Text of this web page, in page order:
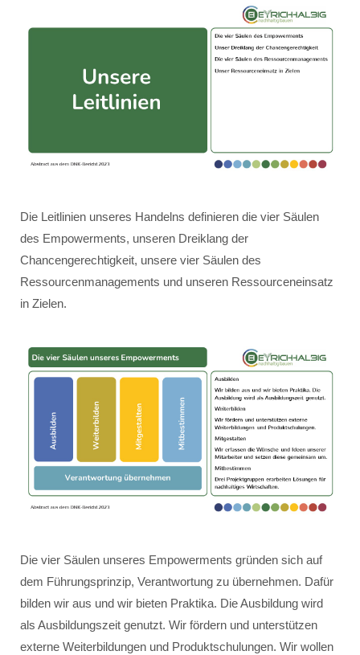
Die Leitlinien unseres Handelns definieren die vier Säulen
des Empowerments, unseren Dreiklang der
Chancengerechtigkeit, unsere vier Säulen des
Ressourcenmanagements und unseren Ressourceneinsatz
in Zielen.
Die vier Säulen unseres Empowerments gründen sich auf
dem Führungsprinzip, Verantwortung zu übernehmen. Dafür
bilden wir aus und wir bieten Praktika. Die Ausbildung wird
als Ausbildungszeit genutzt. Wir fördern und unterstützen
externe Weiterbildungen und Produktschulungen. Wir wollen